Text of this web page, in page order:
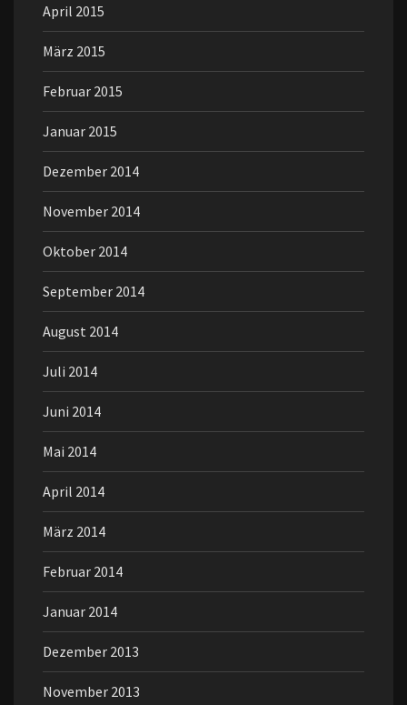
April 2015
März 2015
Februar 2015
Januar 2015
Dezember 2014
November 2014
Oktober 2014
September 2014
August 2014
Juli 2014
Juni 2014
Mai 2014
April 2014
März 2014
Februar 2014
Januar 2014
Dezember 2013
November 2013